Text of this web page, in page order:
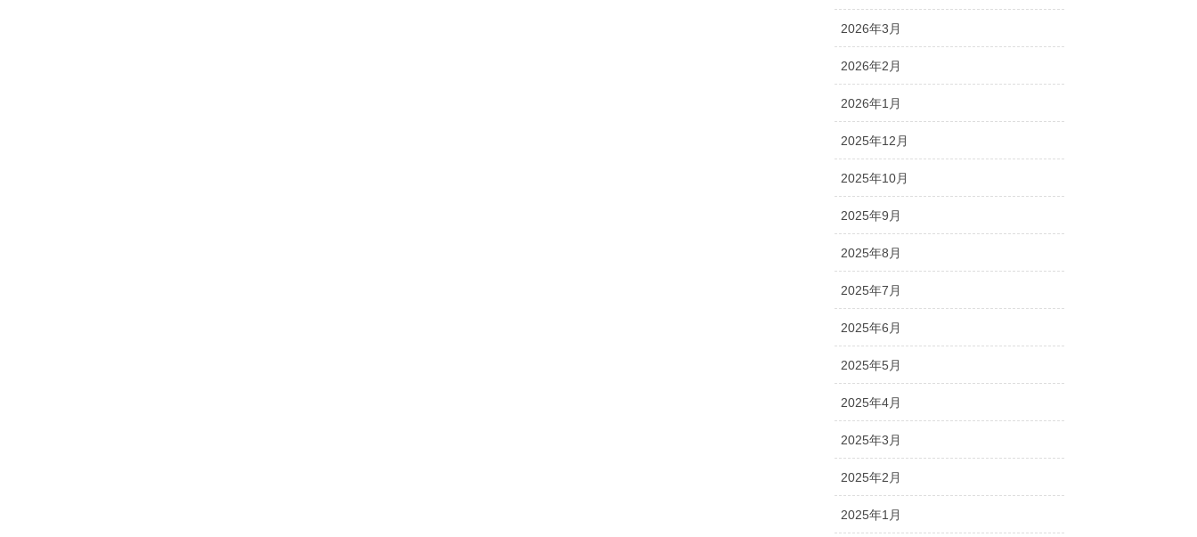
2026年3月
2026年2月
2026年1月
2025年12月
2025年10月
2025年9月
2025年8月
2025年7月
2025年6月
2025年5月
2025年4月
2025年3月
2025年2月
2025年1月